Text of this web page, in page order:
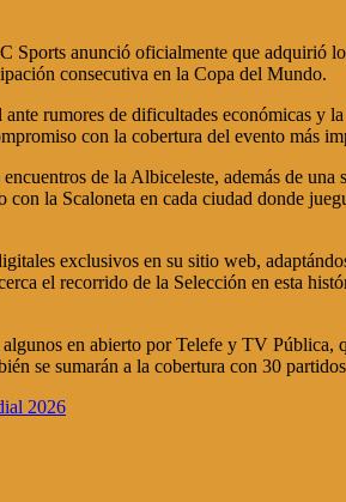
Sports anunció oficialmente que adquirió
consecutiva en la Copa del Mundo.
rumores de dificultades económicas y
con la cobertura del evento más
de la Albiceleste, además de una
la Scaloneta en cada ciudad donde
exclusivos en su sitio web,
el recorrido de la Selección en esta
en abierto por Telefe y TV Pública,
se sumarán a la cobertura con 30
2026